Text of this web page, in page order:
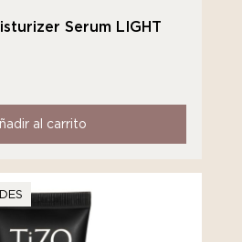
Serum LIGHT
al carrito